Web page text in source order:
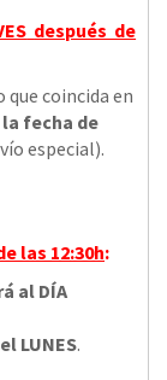
después de
que coincida en
fecha de
especial).
las 12:30h:
al DÍA
LUNES.